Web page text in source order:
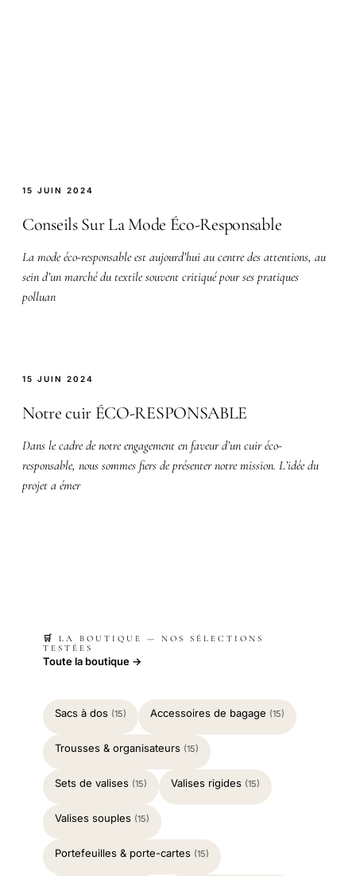
15 JUIN 2024
Conseils Sur La Mode Éco-Responsable
La mode éco-responsable est aujourd’hui au centre des attentions, au
sein d’un marché du textile souvent critiqué pour ses pratiques
polluan
15 JUIN 2024
Notre cuir ÉCO-RESPONSABLE
Dans le cadre de notre engagement en faveur d’un cuir éco-
responsable, nous sommes fiers de présenter notre mission. L’idée du
projet a émer
🛒 LA BOUTIQUE — NOS SÉLECTIONS
TESTÉES
Toute la boutique →
Sacs à dos (15) Accessoires de bagage (15)
Trousses & organisateurs (15)
Sets de valises (15) Valises rigides (15)
Valises souples (15)
Portefeuilles & porte-cartes (15)